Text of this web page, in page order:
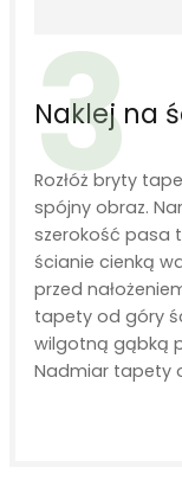
3
Naklej na
Rozłóż bryty
spójny obraz.
szerokość pasa
ścianie cienką
przed
tapety od góry
wilgotną gąbką
Nadmiar tapety